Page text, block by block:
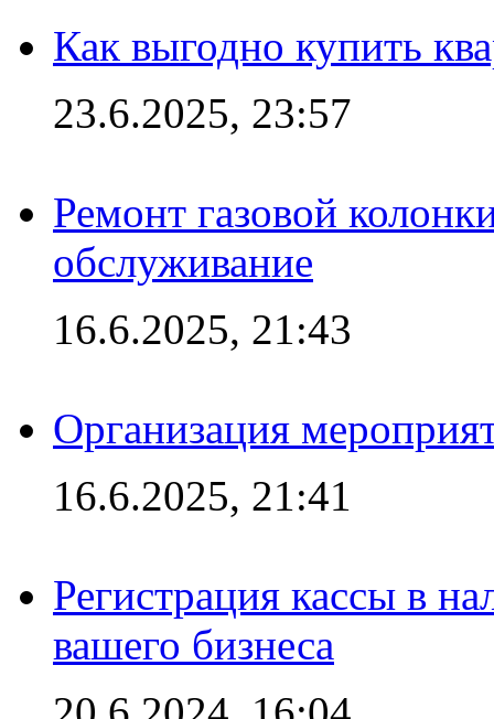
Как выгодно купить
23.6.2025, 23:57
Ремонт газовой
обслуживание
16.6.2025, 21:43
Организация
16.6.2025, 21:41
Регистрация кассы в
вашего бизнеса